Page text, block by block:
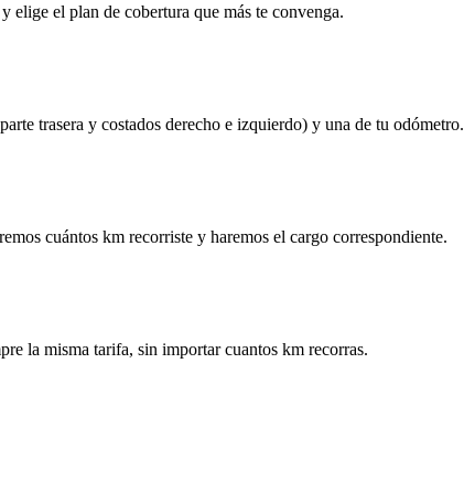
y elige el plan de cobertura que más te convenga.
trasera y costados derecho e izquierdo) y una de tu odómetro.
cuántos km recorriste y haremos el cargo correspondiente.
la misma tarifa, sin importar cuantos km recorras.